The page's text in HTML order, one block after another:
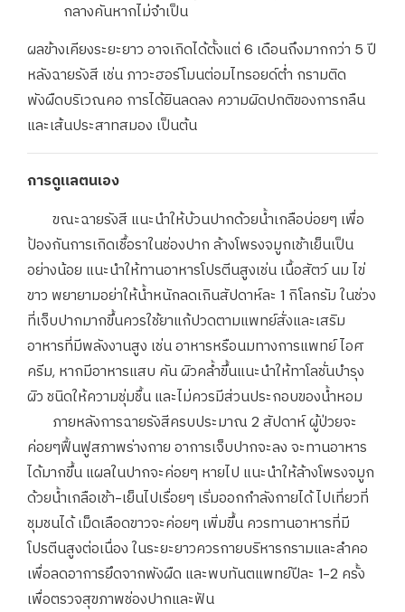
กลางคันหากไม่จำเป็น
ผลข้างเคียงระยะยาว อาจเกิดได้ตั้งแต่ 6 เดือนถึงมากกว่า 5 ปี
หลังฉายรังสี เช่น ภาวะฮอร์โมนต่อมไทรอยด์ต่ำ กรามติด
พังผืดบริเวณคอ การได้ยินลดลง ความผิดปกติของการกลืน
และเส้นประสาทสมอง เป็นต้น
การดูแลตนเอง
ขณะฉายรังสี แนะนำให้บ้วนปากด้วยน้ำเกลือบ่อยๆ เพื่อ
ป้องกันการเกิดเชื้อราในช่องปาก ล้างโพรงจมูกเช้าเย็นเป็น
อย่างน้อย แนะนำให้ทานอาหารโปรตีนสูงเช่น เนื้อสัตว์ นม ไข่
ขาว พยายามอย่าให้น้ำหนักลดเกินสัปดาห์ละ 1 กิโลกรัม ในช่วง
ที่เจ็บปากมากขึ้นควรใช้ยาแก้ปวดตามแพทย์สั่งและเสริม
อาหารที่มีพลังงานสูง เช่น อาหารหรือนมทางการแพทย์ ไอศ
ครีม, หากมีอาหารแสบ คัน ผิวคล้ำขึ้นแนะนำให้ทาโลชั่นบำรุง
ผิว ชนิดให้ความชุ่มชื้น และไม่ควรมีส่วนประกอบของน้ำหอม
ภายหลังการฉายรังสีครบประมาณ 2 สัปดาห์ ผู้ป่วยจะ
ค่อยๆฟื้นฟูสภาพร่างกาย อาการเจ็บปากจะลง จะทานอาหาร
ได้มากขึ้น แผลในปากจะค่อยๆ หายไป แนะนำให้ล้างโพรงจมูก
ด้วยน้ำเกลือเช้า-เย็นไปเรื่อยๆ เริ่มออกกำลังกายได้ ไปเที่ยวที่
ชุมชนได้ เม็ดเลือดขาวจะค่อยๆ เพิ่มขึ้น ควรทานอาหารที่มี
โปรตีนสูงต่อเนื่อง ในระยะยาวควรกายบริหารกรามและลำคอ
เพื่อลดอาการยึดจากพังผืด และพบทันตแพทย์ปีละ 1-2 ครั้ง
เพื่อตรวจสุขภาพช่องปากและฟัน